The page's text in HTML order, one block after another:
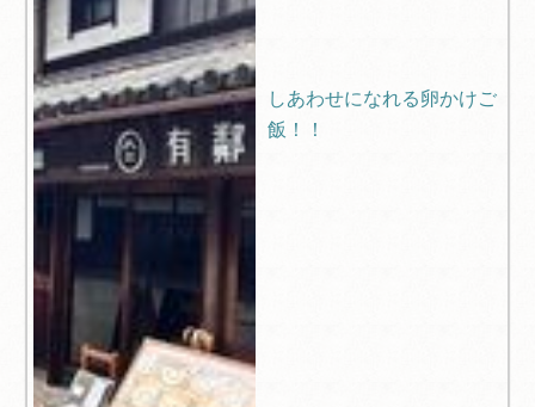
しあわせになれる卵かけご
飯！！